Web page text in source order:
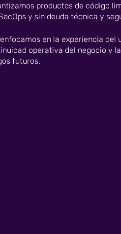
productos de código
y sin deuda técnica y
en la experiencia del
operativa del negocio y
futuros.